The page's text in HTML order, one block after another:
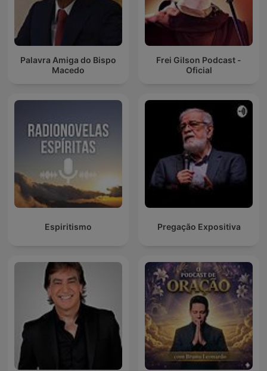
Palavra Amiga do Bispo
Macedo
Frei Gilson Podcast -
Oficial
Espiritismo Pregação Expositiva